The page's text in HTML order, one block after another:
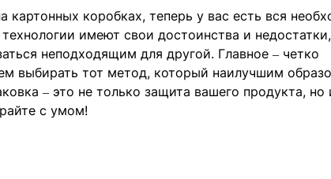
коробках, теперь у вас есть вся
имеют свои достоинства и
неподходящим для другой. Главное – четко
выбирать тот метод, который наилучшим
– это не только защита вашего продукта, но
с умом!